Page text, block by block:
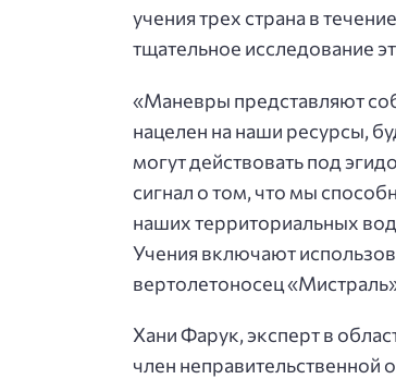
учения трех страна в
тщательное исследование
«Маневры представляют
нацелен на наши ресурсы,
могут действовать под
сигнал о том, что мы
наших территориальных
Учения включают
вертолетоносец
Хани Фарук, эксперт в
член неправительственной